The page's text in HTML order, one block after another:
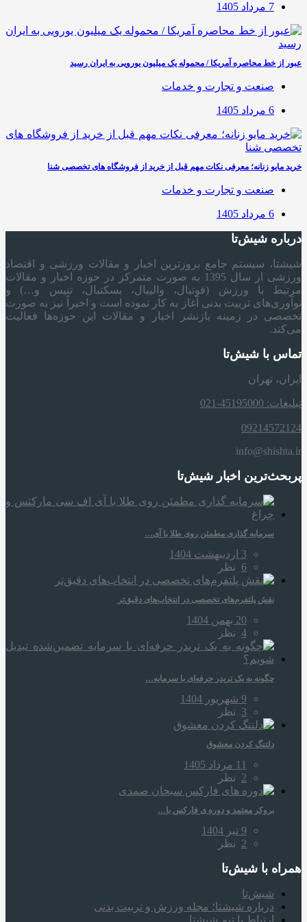
7 مرداد 1405
عبور از خط محاصره آمریکا / محموله یک میلیون یورویی به ایران رسید
صنعت و تجارت و خدمات
6 مرداد 1405
خرید مایو زنانه؛ معرفی نکات مهم قبل از خرید از فروشگاه های تخصصی شنا
صنعت و تجارت و خدمات
6 مرداد 1405
درباره شیش‌تا
شیشتا، سیستم جامع بروزترین اخبار و مقالات ورزشی و اقتصاد
ورزشی از سال 1395 به صورت متمرکز در حوزه اخبار و مقالات
مرتبط با ورزش (فوتبال، والیبال، بسکتبال، تنیس و…) و
نوآوری‌های تربیت بدنی آغاز به کار نموده است و اخیراً نیز به صورت
تخصصی در زمینه بازنشر اخبار و مقالات این حوزه‌ها فعالیت
می‌کند.
تماس با شیش‌تا
ایران، تهران
تبلیغات: 45195000-021
09214572124
info@shishta.ir
پربحث‌ترین اخبار شیش‌تا
سرمایه‌ گذاری مطمئن روی طلا با آی…
3 اردیبهشت 1404
6 نظر
نقش پلتفرم‌های تخصصی در انتخاب‌های دقیق‌تر
20 بهمن 1404
4 نظر
چگونه به یک تریدر حرفه‌ای با سرمایه…
9 شهریور 1404
3 نظر
دلتنگ کردن معشوق
11 مرداد 1405
2 نظر
بروکر معتمد و دوره‌ ی فارکس با…
9 تیر 1404
2 نظر
همراه‌ با شیش‌تا
شیش‌تا
درباره شیشتا؛ مجله ورزش و تربیت بدنی